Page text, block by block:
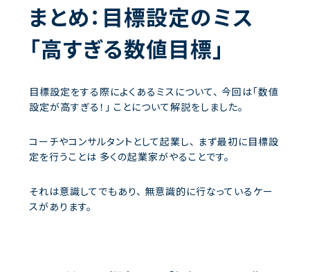
まとめ：目標設定のミス
「高すぎる数値目標」
目標設定をする際によくあるミスについて、 今回は「数値
設定が高すぎる！」 ことについて解説をしました。
コーチやコンサルタントとして起業し、 まず最初に目標設
定を行うことは 多くの起業家がやることです。
それは意識してでもあり、 無意識的に行なっているケー
スがあります。